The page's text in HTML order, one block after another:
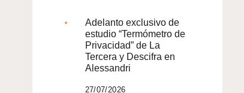
Adelanto exclusivo de
estudio “Termómetro de
Privacidad” de La
Tercera y Descifra en
Alessandri
27/07/2026